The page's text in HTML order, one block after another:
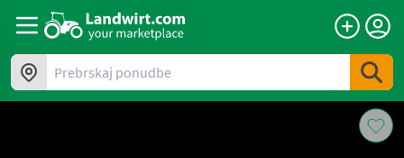
Prebrskaj ponudbe